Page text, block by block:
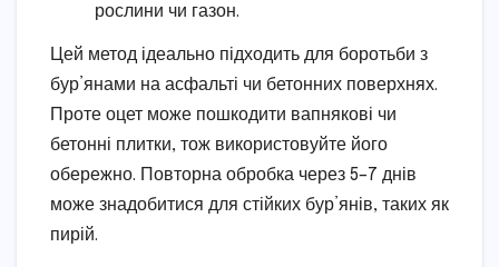
рослини чи газон.
Цей метод ідеально підходить для боротьби з
бур’янами на асфальті чи бетонних поверхнях.
Проте оцет може пошкодити вапнякові чи
бетонні плитки, тож використовуйте його
обережно. Повторна обробка через 5–7 днів
може знадобитися для стійких бур’янів, таких як
пирій.